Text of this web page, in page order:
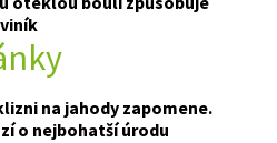
na jahody zapomene.
o nejbohatší úrodu